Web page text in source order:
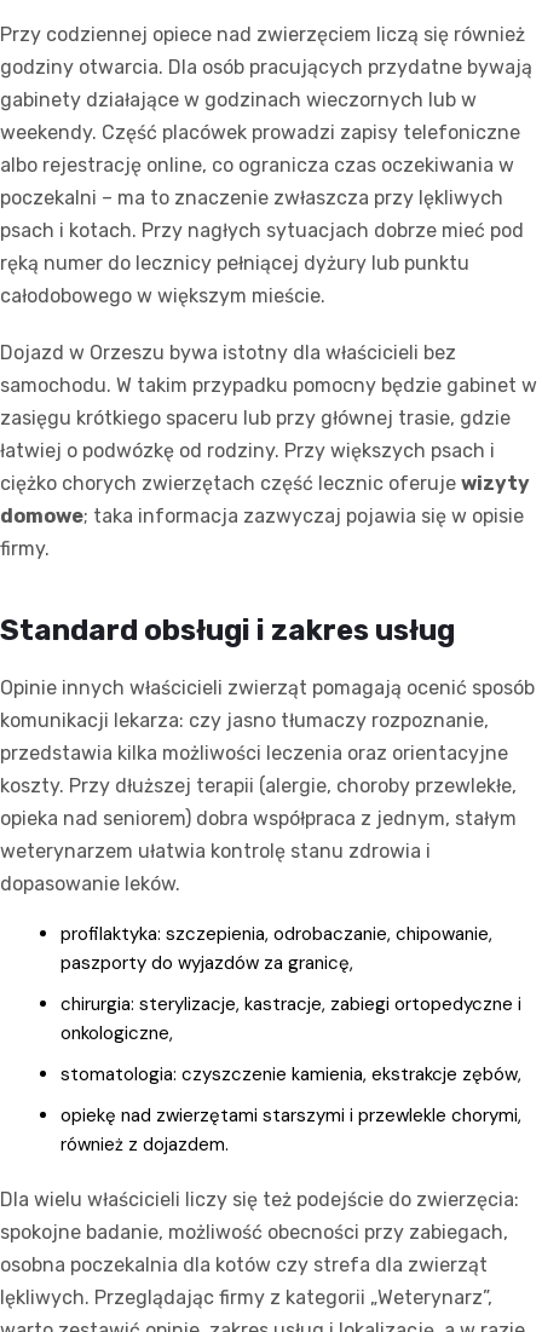
Przy codziennej opiece nad zwierzęciem liczą się również
godziny otwarcia. Dla osób pracujących przydatne bywają
gabinety działające w godzinach wieczornych lub w
weekendy. Część placówek prowadzi zapisy telefoniczne
albo rejestrację online, co ogranicza czas oczekiwania w
poczekalni – ma to znaczenie zwłaszcza przy lękliwych
psach i kotach. Przy nagłych sytuacjach dobrze mieć pod
ręką numer do lecznicy pełniącej dyżury lub punktu
całodobowego w większym mieście.
Dojazd w Orzeszu bywa istotny dla właścicieli bez
samochodu. W takim przypadku pomocny będzie gabinet w
zasięgu krótkiego spaceru lub przy głównej trasie, gdzie
łatwiej o podwózkę od rodziny. Przy większych psach i
ciężko chorych zwierzętach część lecznic oferuje wizyty
domowe; taka informacja zazwyczaj pojawia się w opisie
firmy.
Standard obsługi i zakres usług
Opinie innych właścicieli zwierząt pomagają ocenić sposób
komunikacji lekarza: czy jasno tłumaczy rozpoznanie,
przedstawia kilka możliwości leczenia oraz orientacyjne
koszty. Przy dłuższej terapii (alergie, choroby przewlekłe,
opieka nad seniorem) dobra współpraca z jednym, stałym
weterynarzem ułatwia kontrolę stanu zdrowia i
dopasowanie leków.
profilaktyka: szczepienia, odrobaczanie, chipowanie,
paszporty do wyjazdów za granicę,
chirurgia: sterylizacje, kastracje, zabiegi ortopedyczne i
onkologiczne,
stomatologia: czyszczenie kamienia, ekstrakcje zębów,
opiekę nad zwierzętami starszymi i przewlekle chorymi,
również z dojazdem.
Dla wielu właścicieli liczy się też podejście do zwierzęcia:
spokojne badanie, możliwość obecności przy zabiegach,
osobna poczekalnia dla kotów czy strefa dla zwierząt
lękliwych. Przeglądając firmy z kategorii „Weterynarz”,